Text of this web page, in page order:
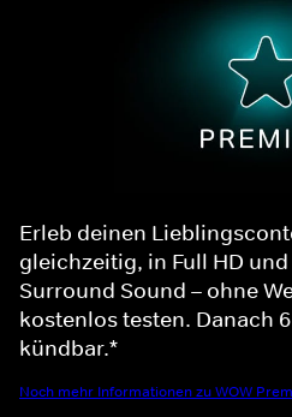
Erleb deinen
gleichzeitig, in Full HD
Surround Sound – ohne
kostenlos testen. Danach
kündbar.*
Noch mehr Informationen zu WOW